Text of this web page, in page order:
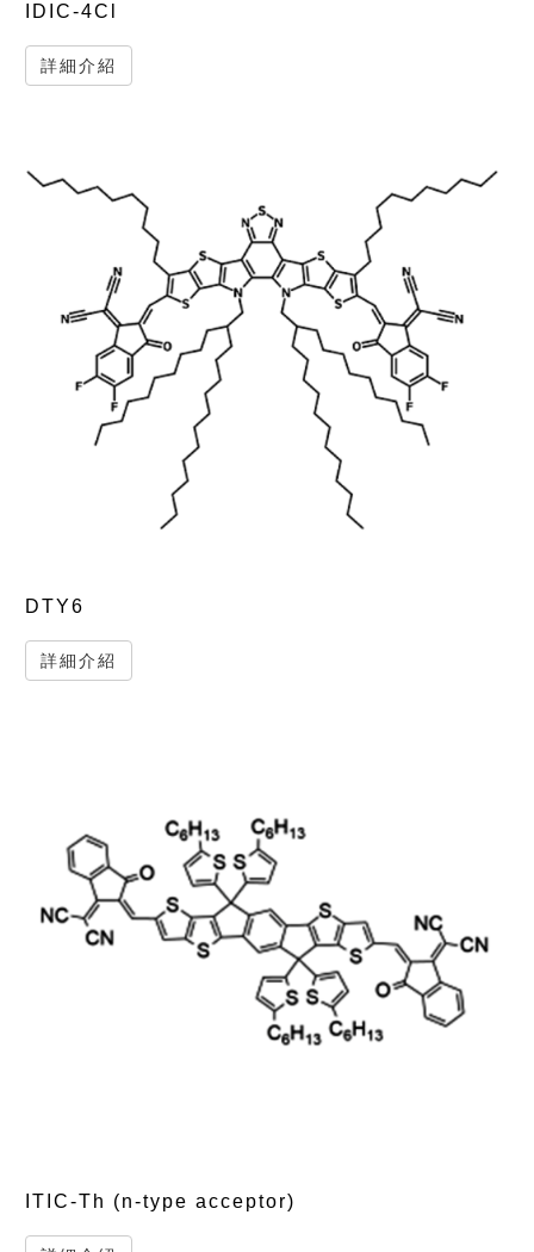
IDIC-4Cl
詳細介紹
DTY6
詳細介紹
ITIC-Th (n-type acceptor)